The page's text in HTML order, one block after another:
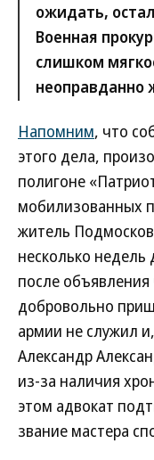
ожидать,
Военная
слишком
неоправданно
Напомним, что
этого дела,
полигоне
мобилизованных
житель
несколько недель
после
добровольно
армии не служил
Александр
из-за наличия
этом адвокат
звание мастера